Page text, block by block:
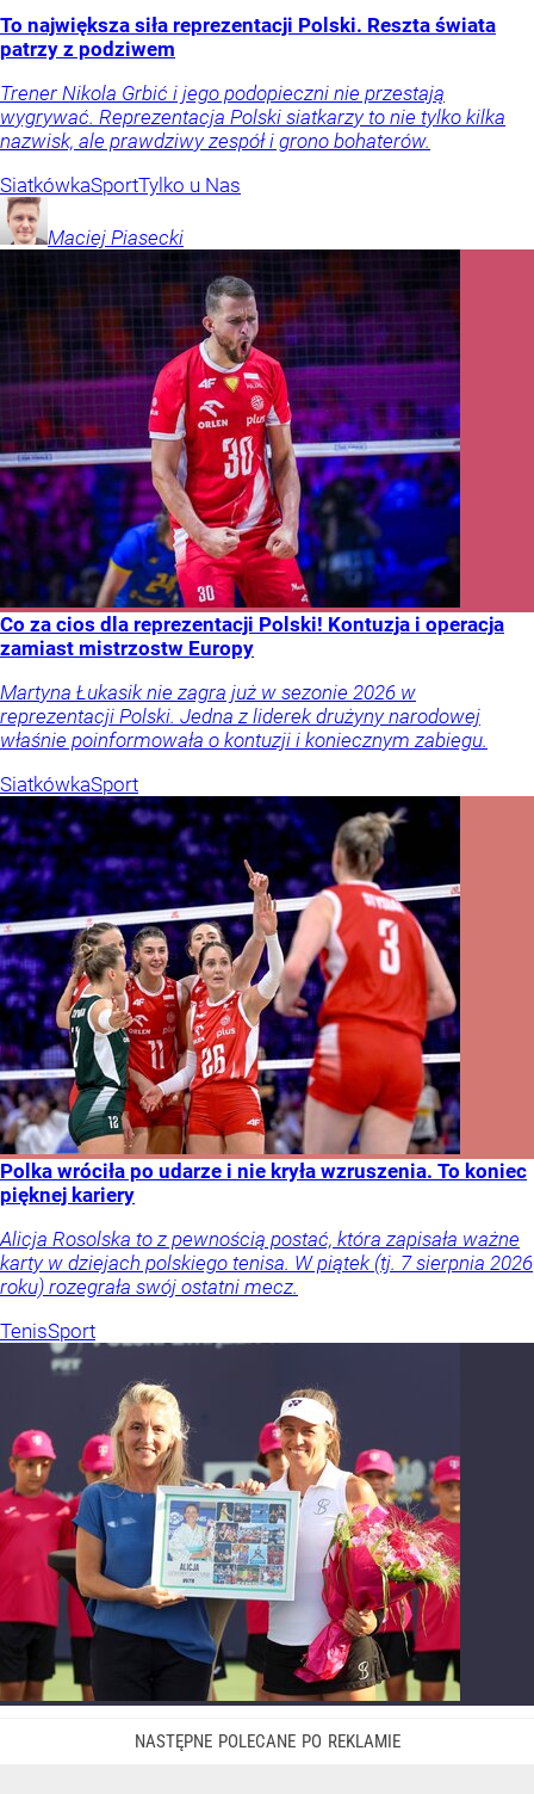
To największa siła reprezentacji Polski. Reszta świata
patrzy z podziwem
Trener Nikola Grbić i jego podopieczni nie przestają
wygrywać. Reprezentacja Polski siatkarzy to nie tylko kilka
nazwisk, ale prawdziwy zespół i grono bohaterów.
SiatkówkaSportTylko u Nas
Maciej Piasecki
Co za cios dla reprezentacji Polski! Kontuzja i operacja
zamiast mistrzostw Europy
Martyna Łukasik nie zagra już w sezonie 2026 w
reprezentacji Polski. Jedna z liderek drużyny narodowej
właśnie poinformowała o kontuzji i koniecznym zabiegu.
SiatkówkaSport
Polka wróciła po udarze i nie kryła wzruszenia. To koniec
pięknej kariery
Alicja Rosolska to z pewnością postać, która zapisała ważne
karty w dziejach polskiego tenisa. W piątek (tj. 7 sierpnia 2026
roku) rozegrała swój ostatni mecz.
TenisSport